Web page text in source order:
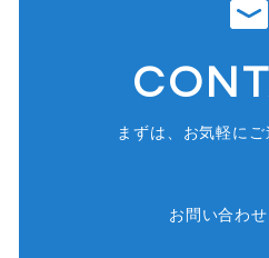
まずは、お気軽にご
お問い合わせ